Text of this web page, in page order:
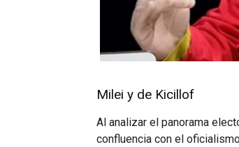
Milei y de Kicillof
Al analizar el panorama
confluencia con el